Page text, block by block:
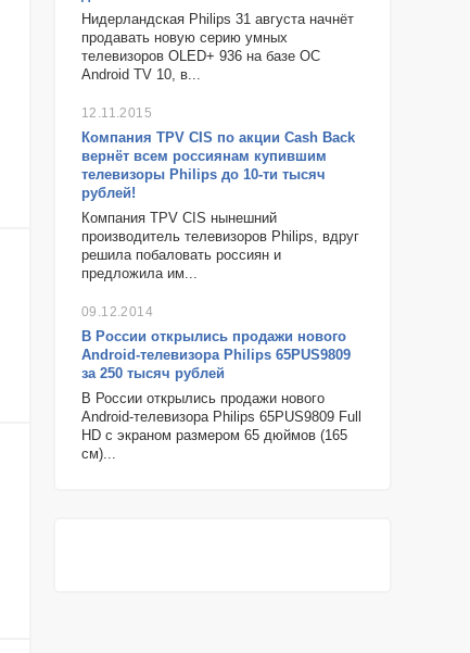
Нидерландская Philips 31 августа начнёт
продавать новую серию умных
телевизоров OLED+ 936 на базе ОС
Android TV 10, в...
12.11.2015
Компания TPV CIS по акции Cash Back
вернёт всем россиянам купившим
телевизоры Philips до 10-ти тысяч
рублей!
Компания TPV CIS нынешний
производитель телевизоров Philips, вдруг
решила побаловать россиян и
предложила им...
09.12.2014
В России открылись продажи нового
Android-телевизора Philips 65PUS9809
за 250 тысяч рублей
В России открылись продажи нового
Android-телевизора Philips 65PUS9809 Full
HD с экраном размером 65 дюймов (165
см)...